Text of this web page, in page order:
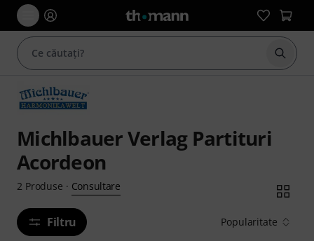
Michlbauer Verlag Partituri
Acordeon
2 Produse · Consultare
Filtru Popularitate